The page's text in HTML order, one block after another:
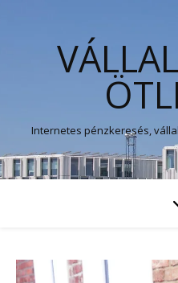
Internetes pénzkeresés,